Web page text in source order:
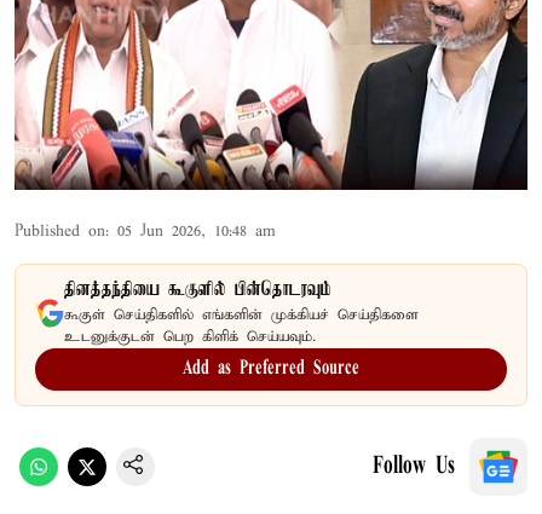
Published on: 05 Jun 2026, 10:48 am
தினத்தந்தியை கூகுளில் பின்தொடரவும்
கூகுள் செய்திகளில் எங்களின் முக்கியச் செய்திகளை
உடனுக்குடன் பெற கிளிக் செய்யவும்.
Add as Preferred Source
Follow Us